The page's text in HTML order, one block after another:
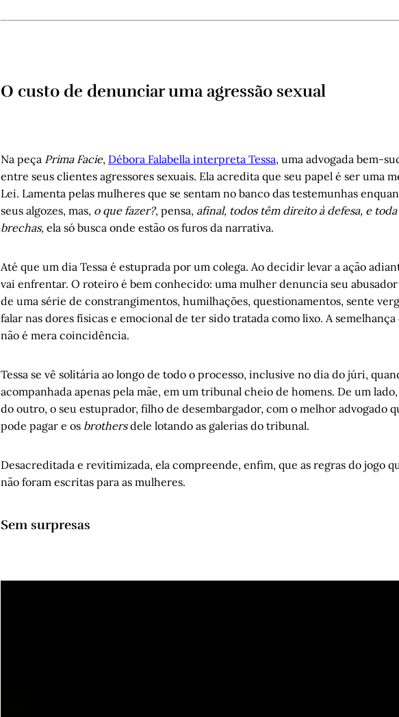
O custo de denunciar uma agressão sexual
Na peça Prima Facie, Débora Falabella interpreta Tessa, uma advogada bem-
entre seus clientes agressores sexuais. Ela acredita que seu papel é ser uma
Lei. Lamenta pelas mulheres que se sentam no banco das testemunhas
seus algozes, mas, o que fazer?, pensa, afinal, todos têm direito à defesa, e
brechas, ela só busca onde estão os furos da narrativa.
Até que um dia Tessa é estuprada por um colega. Ao decidir levar a ação
vai enfrentar. O roteiro é bem conhecido: uma mulher denuncia seu abusador
de uma série de constrangimentos, humilhações, questionamentos, sente
falar nas dores físicas e emocional de ter sido tratada como lixo. A
não é mera coincidência.
Tessa se vê solitária ao longo de todo o processo, inclusive no dia do júri,
acompanhada apenas pela mãe, em um tribunal cheio de homens. De um
do outro, o seu estuprador, filho de desembargador, com o melhor advogado
pode pagar e os brothersdele lotando as galerias do tribunal.
Desacreditada e revitimizada, ela compreende, enfim, que as regras do jogo
não foram escritas para as mulheres.
Sem surpresas